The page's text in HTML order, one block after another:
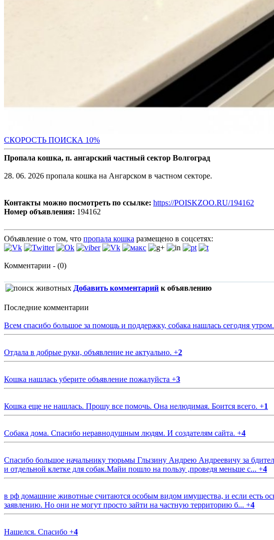
СКОРОСТЬ ПОИСКА 10%
Пропала кошка, п. ангарский частный сектор Волгоград
28. 06. 2026 пропала кошка на Ангарском в частном секторе.
Контакты можно посмотреть по ссылке: https://POISKZOO.RU/194162
Номер объявления: 194162
Объявление о том, что пропала кошка размещено в соцсетях:
Комментарии - (0)
Добавить комментарий к объявлению
Последние комментарии
Всем спасибо большое за помощь и поддержку, собака нашлась сегодня утром.
Отдала в добрые руки, объявление не актуально. +2
Кошка нашлась уберите объявление пожалуйста +3
Кошка еще не нашлась. Прошу все помочь. Она нелюдимая. Боится всего. +1
Собака дома. Спасибо неравнодушным людям. И создателям сайта. +4
Спасибо большое начальнику тюрьмы Глызину Андрею Андреевичу за
и отдельной клетке для собак.Майи пошло на пользу ,проведя меньше с... +4
в рф домашние животные считаются особым видом имущества, и если есть
заявлению. Но они не могут просто зайти на частную территорию б... +4
Нашелся. Спасибо +4